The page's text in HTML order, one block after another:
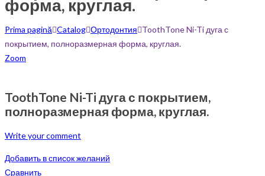
форма, круглая.
Prima pagină Catalog Ортодонтия ToothTone Ni-Ti дуга с
покрытием, полноразмерная форма, круглая.
Zoom
ToothTone Ni-Ti дуга с покрытием,
полноразмерная форма, круглая.
Write your comment
Добавить в список желаний
Сравнить